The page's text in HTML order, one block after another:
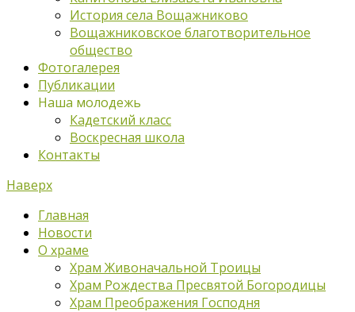
История села Вощажниково
Вощажниковское благотворительное
общество
Фотогалерея
Публикации
Наша молодежь
Кадетский класс
Воскресная школа
Контакты
Наверх
Главная
Новости
О храме
Храм Живоначальной Троицы
Храм Рождества Пресвятой Богородицы
Храм Преображения Господня